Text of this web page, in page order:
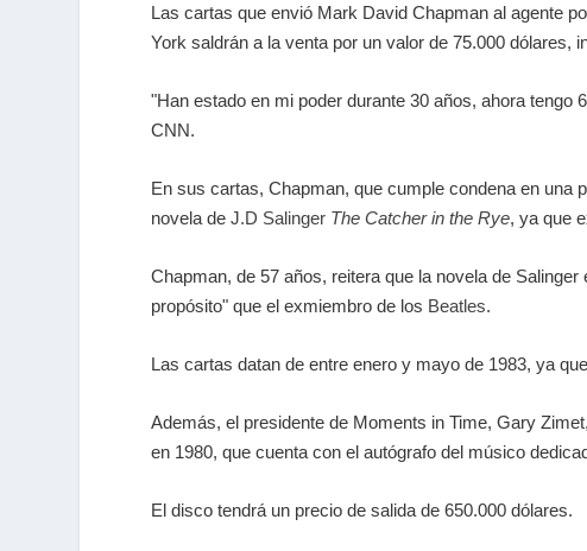
Las cartas que envió Mark David Chapman al agente
York saldrán a la venta por un valor de 75.000
"Han estado en mi poder durante 30 años, ahora
CNN.
En sus cartas, Chapman, que cumple condena en una
novela deJ.D Salinger The Catcher in the Rye, ya que
Chapman, de 57 años, reitera que la novela de
propósito" que el exmiembro de los Beatles.
Las cartas datan de entre enero y mayo de 1983, ya
Además, el presidente de Moments in Time, Gary
en 1980, que cuenta con el autógrafo del músico
El disco tendrá un precio de salida de 650.000 dólares.